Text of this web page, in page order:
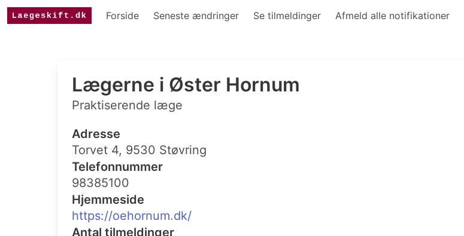
Forside Seneste ændringer Se tilmeldinger Afmeld alle notifikationer
Lægerne i Øster Hornum
Praktiserende læge
Adresse
Torvet 4, 9530 Støvring
Telefonnummer
98385100
Hjemmeside
https://oehornum.dk/
Antal tilmeldinger